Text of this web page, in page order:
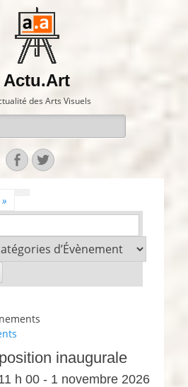
Actu.Art
des Arts Visuels
Facebook
Twitter
»
inaugurale
h 00 - 1 novembre 2026